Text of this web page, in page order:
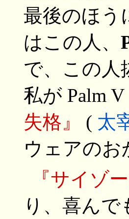
最後のほう
はこの人、
で、この人
私が Palm
失格』 ( 太
ウェアのお
『サイゾ
り、喜ん